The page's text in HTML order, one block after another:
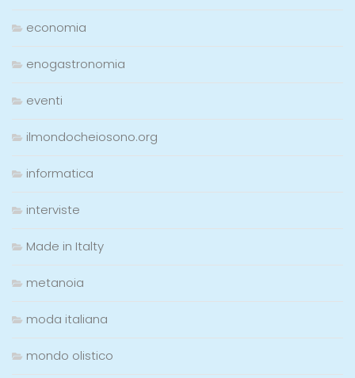
economia
enogastronomia
eventi
ilmondocheiosono.org
informatica
interviste
Made in Italty
metanoia
moda italiana
mondo olistico